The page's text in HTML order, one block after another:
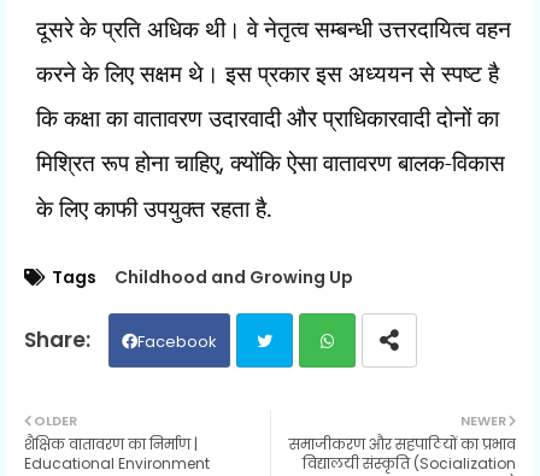
दूसरे के प्रति अधिक थी। वे नेतृत्व सम्बन्धी उत्तरदायित्व वहन
करने के लिए सक्षम थे। इस प्रकार इस अध्ययन से स्पष्ट है
कि कक्षा का वातावरण उदारवादी और प्राधिकारवादी दोनों का
मिश्रित रूप होना चाहिए,क्योंकि ऐसा वातावरण बालक-विकास
के लिए काफी उपयुक्त रहता है.
Tags Childhood and Growing Up
Facebook
ats
NEWER
समाजीकरण और सहपाठियों का प्रभाव
विद्यालयी संस्कृति (Socialization
OLDER
शैक्षिक वातावरण का निर्माण |
Educational Environment